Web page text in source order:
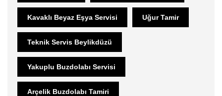
Kavaklı Beyaz Eşya Servisi Uğur Tamir
Teknik Servis Beylikdüzü
Yakuplu Buzdolabı Servisi
Arçelik Buzdolabı Tamiri